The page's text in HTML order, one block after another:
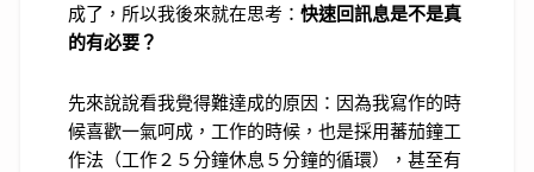
成了，所以我後來就在思考： 快速回訊息是不是真
的有必要？
先來說說看我覺得難達成的原因：因為我寫作的時
候喜歡一氣呵成，工作的時候，也是採用蕃茄鐘工
作法（工作２５分鐘休息５分鐘的循環），甚至有